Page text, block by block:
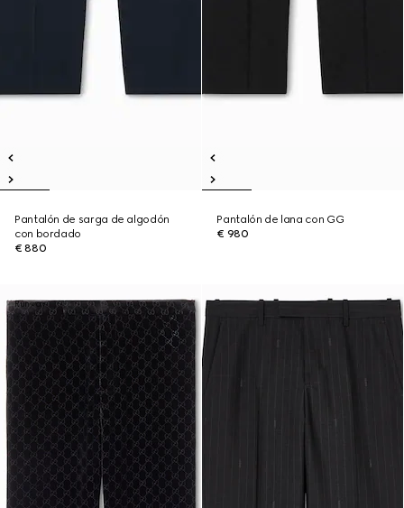
Pantalón de sarga de algodón
con bordado
€ 880
Pantalón de lana con GG
€ 980
Runway